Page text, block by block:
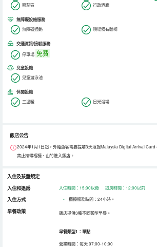
吸菸區
行政酒廊
無障礙設施服務
無障礙通路 現場備有輪椅
交通資訊/接駁服務
停車場 免費
兒童設施
兒童游泳池
休閒設施
三溫暖 日光浴場
飯店公告
2024年1月1日起，外籍遊客需要提前3天填報Malaysia Digital Arrival Card
禁止攜帶榴槤、山竹進入飯店。
入住及孩童規定
入住和退房
入住時間：15:00以後 退房時間：12:00以前
入住方式 • 櫃檯服務時間：24小時。
早餐政策 飯店提供3種不同類型早餐。
早餐類型1：單點
營業時間：每天 07:00-10:00